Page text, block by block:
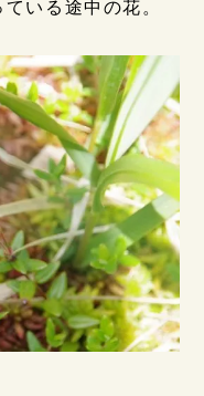
いる途中の花。